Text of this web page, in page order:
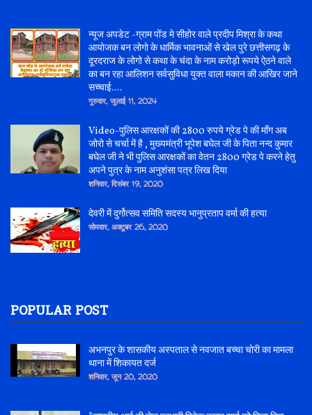
न्यूज अपडेट -ग्राम पोंड मे सीहोर वाले प्रदीप मिश्रा के कथा
आयोजक बन लोगो के धार्मिक भावनाओं से खेल पुरे छत्तीसगढ़ के
दूरदराज के लोगो से कथा के चंदा के नाम करोड़ो रूपये ऐठने वाले
का बन रहा आलिशन सर्वसुविधा युक्त वाला मकान की आखिर जाने
सच्चाई....
गुरुवार, जुलाई 11, 2024
Video-पुलिस आरक्षकों की 2800 रुपये ग्रेड पे की माँग अब
जोरो से चर्चा में है , मुख्यमंत्री भूपेश बघेल जी के पिता नन्द कुमार
बघेल जी ने भी पुलिस आरक्षकों का वेतन 2800 ग्रेड पे करने हेतु
अपने पुत्र के नाम अनुशंसा पत्र लिख दिया
शनिवार, दिसंबर 19, 2020
देवरी में दुर्गोत्सव समिति सदस्य भानुप्रताप वर्मा की हत्या
सोमवार, अक्टूबर 26, 2020
POPULAR POST
अभनपुर के शासकीय अस्पताल से नवजात बच्चा चोरी का मामला
थाना में शिकायत दर्ज
शनिवार, जून 20, 2020